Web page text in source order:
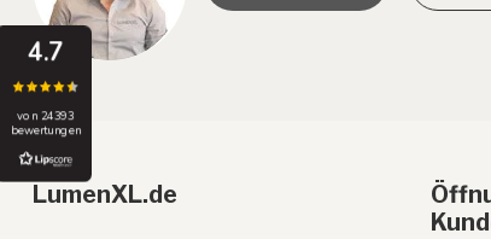
4.7
von 24393
bewertungen
LumenXL.de